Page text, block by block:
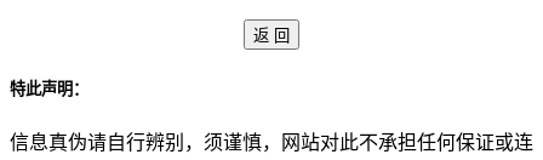
特此声明：
信息真伪请自行辨别，须谨慎，网站对此不承担任何保证或连